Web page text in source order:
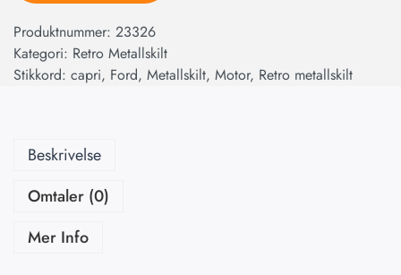
Produktnummer: 23326
Kategori: Retro Metallskilt
Stikkord: capri, Ford, Metallskilt, Motor, Retro metallskilt
Beskrivelse
Omtaler (0)
Mer Info